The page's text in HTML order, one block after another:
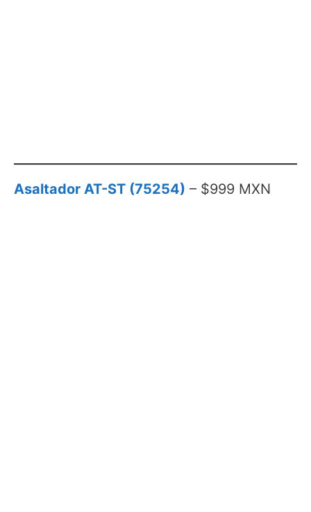
Asaltador AT-ST (75254) – $999 MXN